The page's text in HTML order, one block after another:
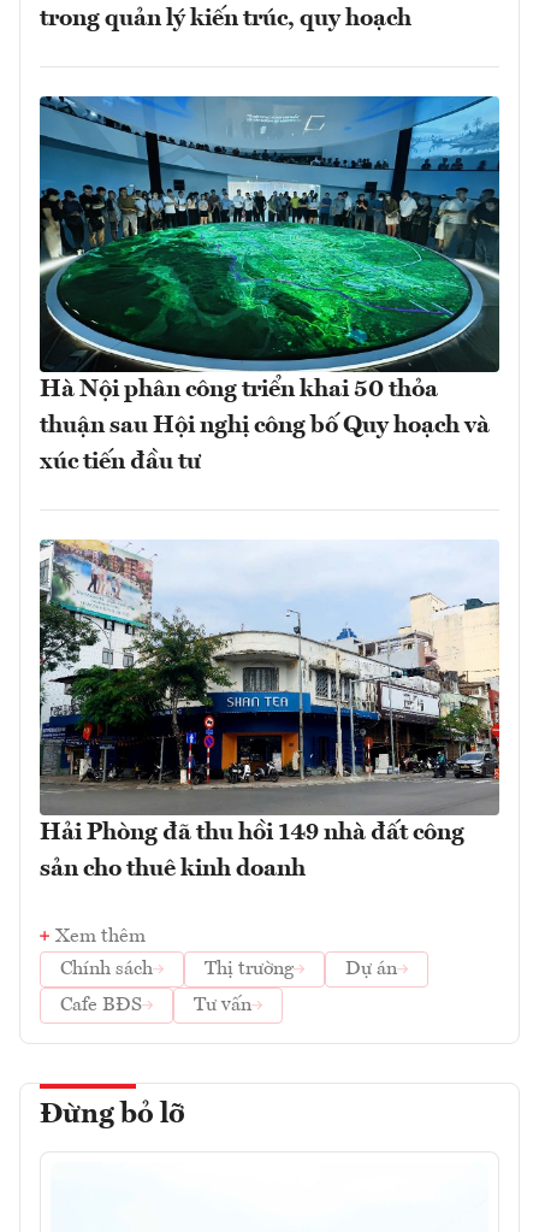
trong quản lý kiến trúc, quy hoạch
Hà Nội phân công triển khai 50 thỏa
thuận sau Hội nghị công bố Quy hoạch và
xúc tiến đầu tư
Hải Phòng đã thu hồi 149 nhà đất công
sản cho thuê kinh doanh
Xem thêm
Chính sách
Thị trường
Dự án
Cafe BĐS
Tư vấn
Đừng bỏ lỡ